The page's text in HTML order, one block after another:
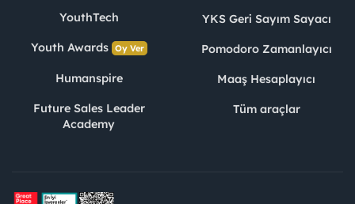
YouthTech
Youth Awards Oy Ver
Humanspire
Future Sales Leader
Academy
YKS Geri Sayım Sayacı
Pomodoro Zamanlayıcı
Maaş Hesaplayıcı
Tüm araçlar